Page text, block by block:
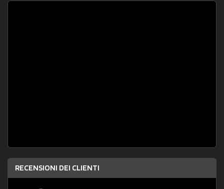
RECENSIONI DEI CLIENTI